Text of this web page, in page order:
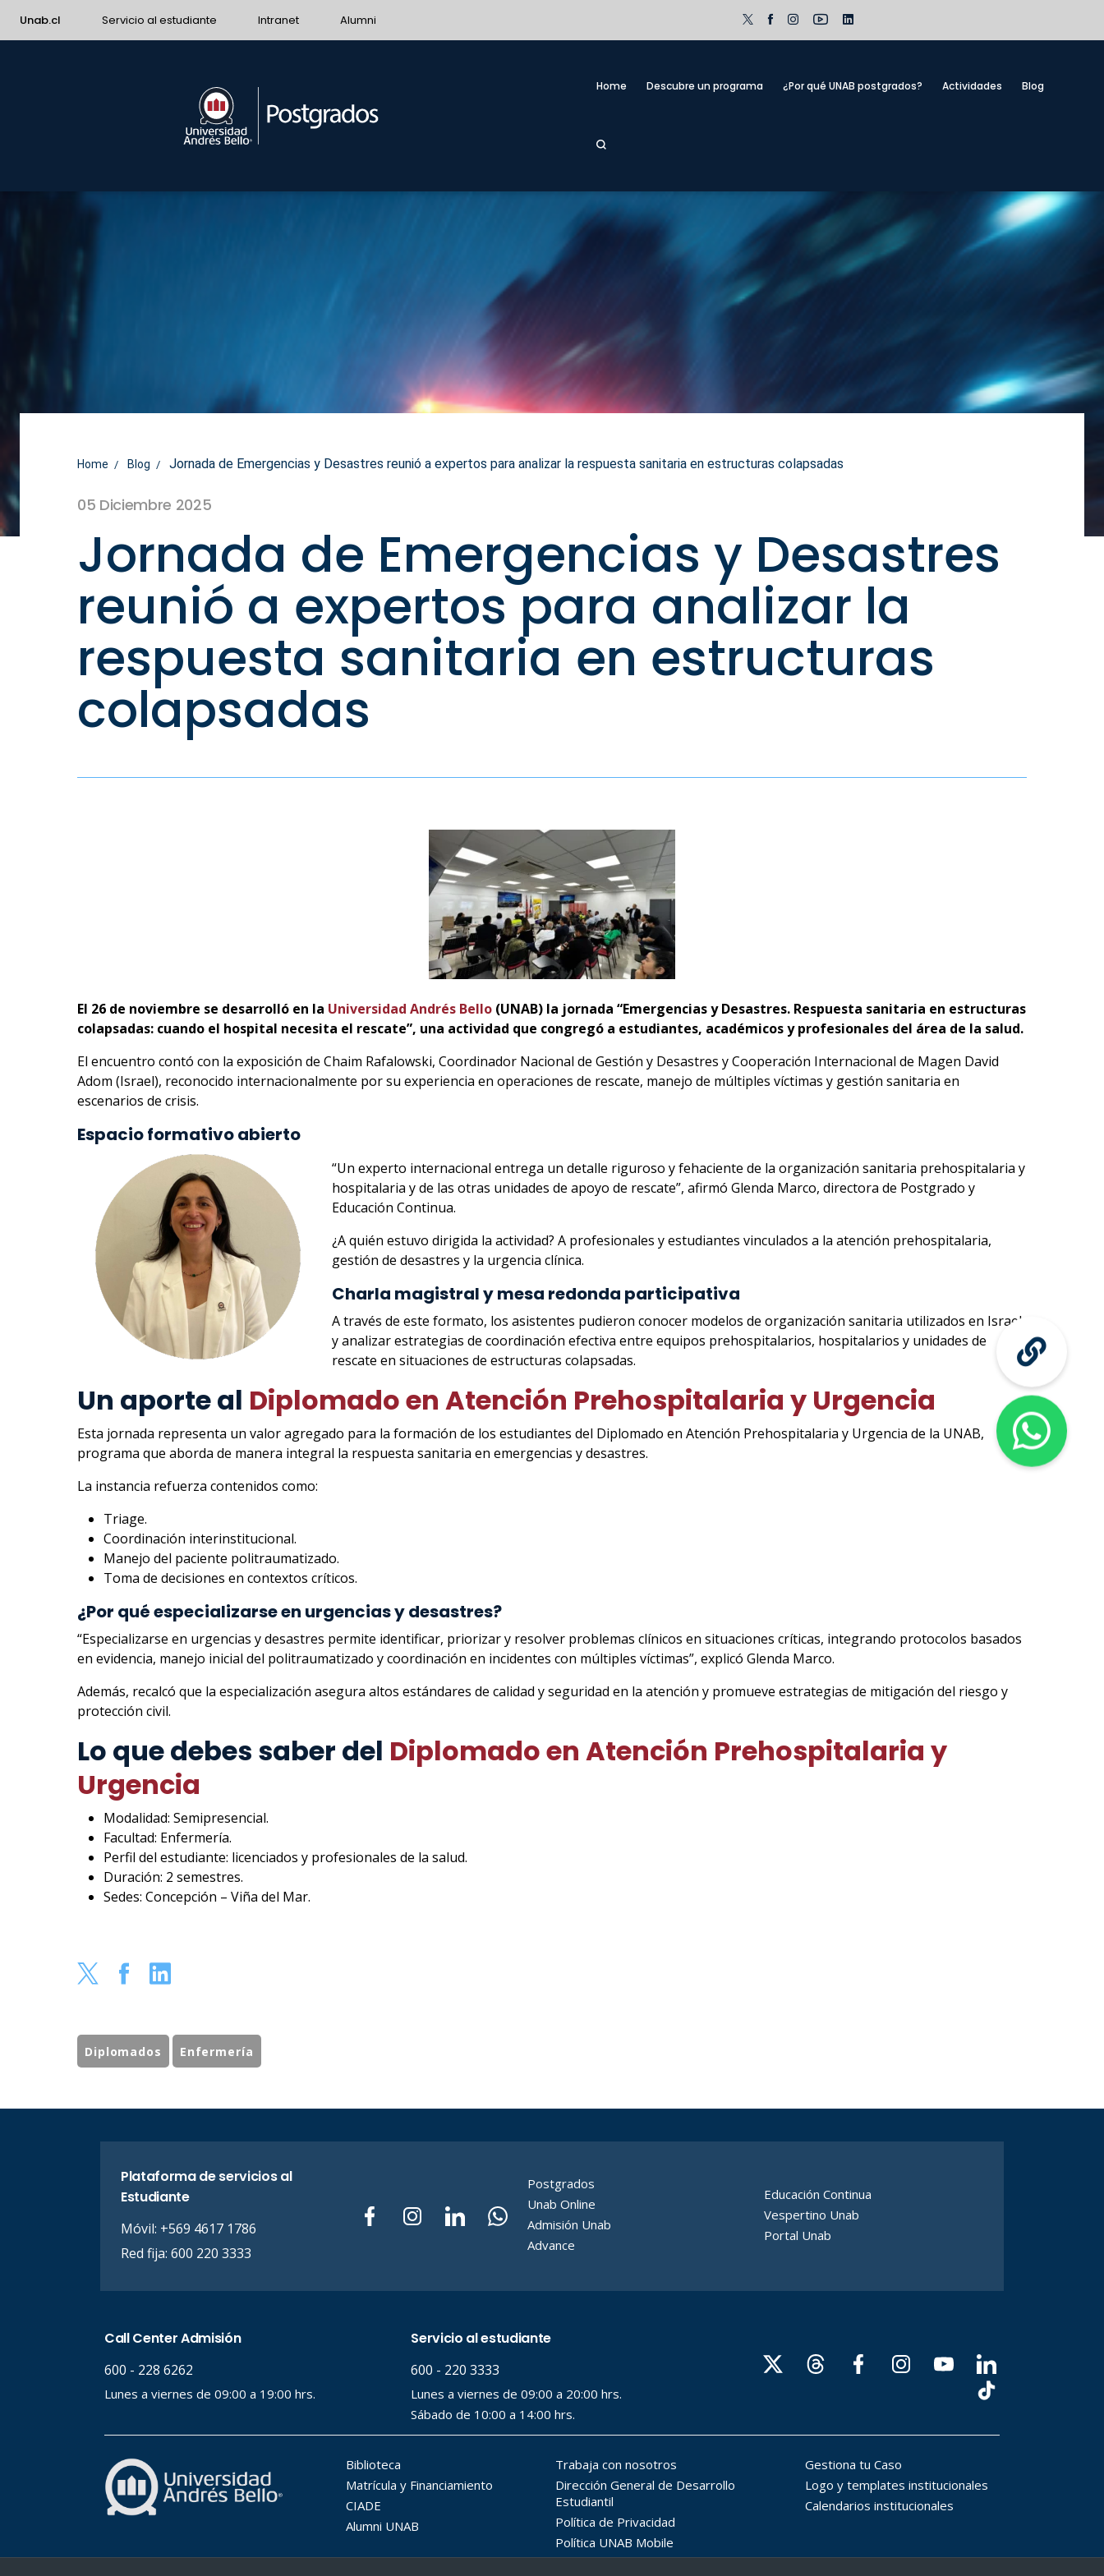
Unab.cl Servicio al estudiante Intranet Alumni
Home Descubre un programa ¿Por qué UNAB postgrados? Actividades Blog
Home Blog Jornada de Emergencias y Desastres reunió a expertos para analizar la respuesta sanitaria en estructuras colapsadas
05 Diciembre 2025
Jornada de Emergencias y Desastres
reunió a expertos para analizar la
respuesta sanitaria en estructuras
colapsadas
El 26 de noviembre se desarrolló en la Universidad Andrés Bello (UNAB) la jornada “Emergencias y Desastres. Respuesta sanitaria en estructuras
colapsadas: cuando el hospital necesita el rescate”, una actividad que congregó a estudiantes, académicos y profesionales del área de la salud.
El encuentro contó con la exposición de Chaim Rafalowski, Coordinador Nacional de Gestión y Desastres y Cooperación Internacional de Magen David
Adom (Israel), reconocido internacionalmente por su experiencia en operaciones de rescate, manejo de múltiples víctimas y gestión sanitaria en
escenarios de crisis.
Espacio formativo abierto
“Un experto internacional entrega un detalle riguroso y fehaciente de la organización sanitaria prehospitalaria y
hospitalaria y de las otras unidades de apoyo de rescate”, afirmó Glenda Marco, directora de Postgrado y
Educación Continua.
¿A quién estuvo dirigida la actividad? A profesionales y estudiantes vinculados a la atención prehospitalaria,
gestión de desastres y la urgencia clínica.
Charla magistral y mesa redonda participativa
A través de este formato, los asistentes pudieron conocer modelos de organización sanitaria utilizados en Israel
y analizar estrategias de coordinación efectiva entre equipos prehospitalarios, hospitalarios y unidades de
rescate en situaciones de estructuras colapsadas.
Un aporte al Diplomado en Atención Prehospitalaria y Urgencia
Esta jornada representa un valor agregado para la formación de los estudiantes del Diplomado en Atención Prehospitalaria y Urgencia de la UNAB,
programa que aborda de manera integral la respuesta sanitaria en emergencias y desastres.
La instancia refuerza contenidos como:
Triage.
Coordinación interinstitucional.
Manejo del paciente politraumatizado.
Toma de decisiones en contextos críticos.
¿Por qué especializarse en urgencias y desastres?
“Especializarse en urgencias y desastres permite identificar, priorizar y resolver problemas clínicos en situaciones críticas, integrando protocolos basados
en evidencia, manejo inicial del politraumatizado y coordinación en incidentes con múltiples víctimas”, explicó Glenda Marco.
Además, recalcó que la especialización asegura altos estándares de calidad y seguridad en la atención y promueve estrategias de mitigación del riesgo y
protección civil.
Lo que debes saber del Diplomado en Atención Prehospitalaria y
Urgencia
Modalidad: Semipresencial.
Facultad: Enfermería.
Perfil del estudiante: licenciados y profesionales de la salud.
Duración: 2 semestres.
Sedes: Concepción – Viña del Mar.
Diplomados Enfermería